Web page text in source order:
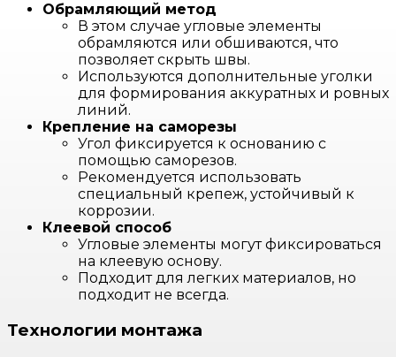
Обрамляющий метод
В этом случае угловые элементы
обрамляются или обшиваются, что
позволяет скрыть швы.
Используются дополнительные уголки
для формирования аккуратных и ровных
линий.
Крепление на саморезы
Угол фиксируется к основанию с
помощью саморезов.
Рекомендуется использовать
специальный крепеж, устойчивый к
коррозии.
Клеевой способ
Угловые элементы могут фиксироваться
на клеевую основу.
Подходит для легких материалов, но
подходит не всегда.
Технологии монтажа